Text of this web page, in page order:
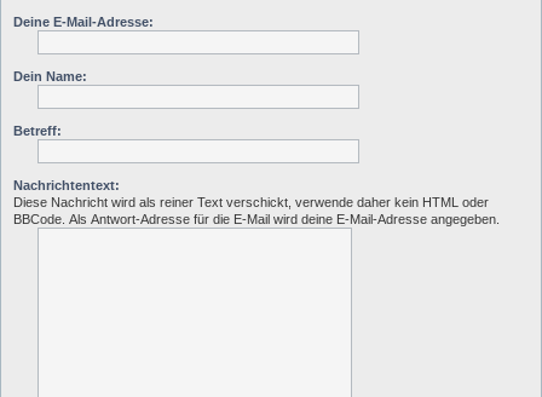
Deine E-Mail-Adresse:
Dein Name:
Betreff:
Nachrichtentext:
Diese Nachricht wird als reiner Text verschickt, verwende daher kein HTML oder
BBCode. Als Antwort-Adresse für die E-Mail wird deine E-Mail-Adresse angegeben.